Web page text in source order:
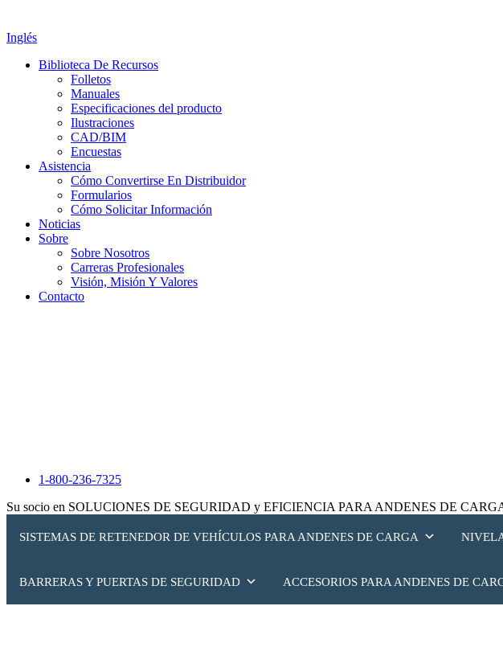
Inglés
Biblioteca De Recursos
Folletos
Manuales
Especificaciones del producto
Ilustraciones
CAD/BIM
Encuestas
Asistencia
Cómo Convertirse En Distribuidor
Formularios
Cómo Solicitar Información
Noticias
Sobre
Sobre Nosotros
Carreras Profesionales
Visión, Misión Y Valores
Contacto
1-800-236-7325
Su socio en SOLUCIONES DE SEGURIDAD y EFICIENCIA PARA ANDENES DE
SISTEMAS DE RETENEDOR DE VEHÍCULOS PARA ANDENES DE CARGA
BARRERAS Y PUERTAS DE SEGURIDAD ACCESORIOS PARA ANDENES DE